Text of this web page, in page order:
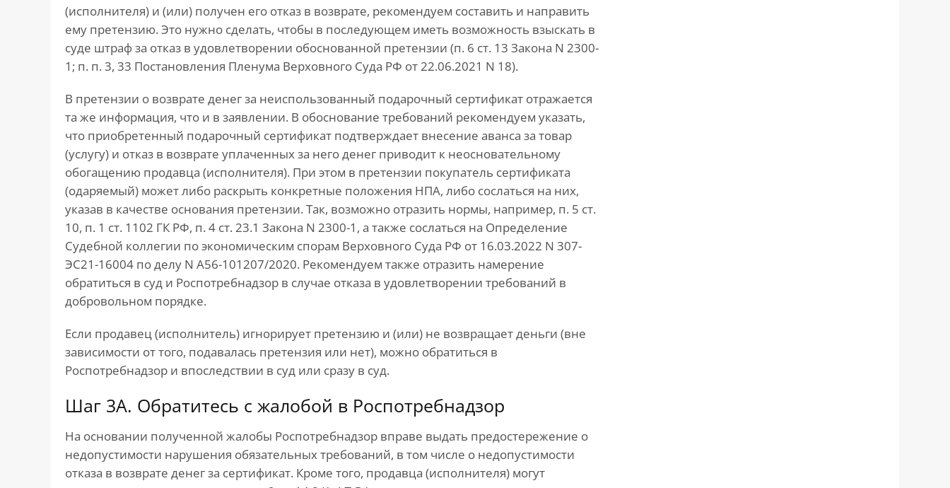
(исполнителя) и (или) получен его отказ в возврате, рекомендуем составить и направить
ему претензию. Это нужно сделать, чтобы в последующем иметь возможность взыскать в
суде штраф за отказ в удовлетворении обоснованной претензии (п. 6 ст. 13 Закона N 2300-
1; п. п. 3, 33 Постановления Пленума Верховного Суда РФ от 22.06.2021 N 18).
В претензии о возврате денег за неиспользованный подарочный сертификат отражается
та же информация, что и в заявлении. В обоснование требований рекомендуем указать,
что приобретенный подарочный сертификат подтверждает внесение аванса за товар
(услугу) и отказ в возврате уплаченных за него денег приводит к неосновательному
обогащению продавца (исполнителя). При этом в претензии покупатель сертификата
(одаряемый) может либо раскрыть конкретные положения НПА, либо сослаться на них,
указав в качестве основания претензии. Так, возможно отразить нормы, например, п. 5 ст.
10, п. 1 ст. 1102 ГК РФ, п. 4 ст. 23.1 Закона N 2300-1, а также сослаться на Определение
Судебной коллегии по экономическим спорам Верховного Суда РФ от 16.03.2022 N 307-
ЭС21-16004 по делу N А56-101207/2020. Рекомендуем также отразить намерение
обратиться в суд и Роспотребнадзор в случае отказа в удовлетворении требований в
добровольном порядке.
Если продавец (исполнитель) игнорирует претензию и (или) не возвращает деньги (вне
зависимости от того, подавалась претензия или нет), можно обратиться в
Роспотребнадзор и впоследствии в суд или сразу в суд.
Шаг 3А. Обратитесь с жалобой в Роспотребнадзор
На основании полученной жалобы Роспотребнадзор вправе выдать предостережение о
недопустимости нарушения обязательных требований, в том числе о недопустимости
отказа в возврате денег за сертификат. Кроме того, продавца (исполнителя) могут